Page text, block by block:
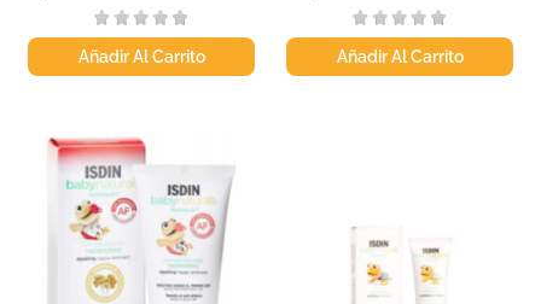
Añadir Al Carrito Añadir Al Carrito